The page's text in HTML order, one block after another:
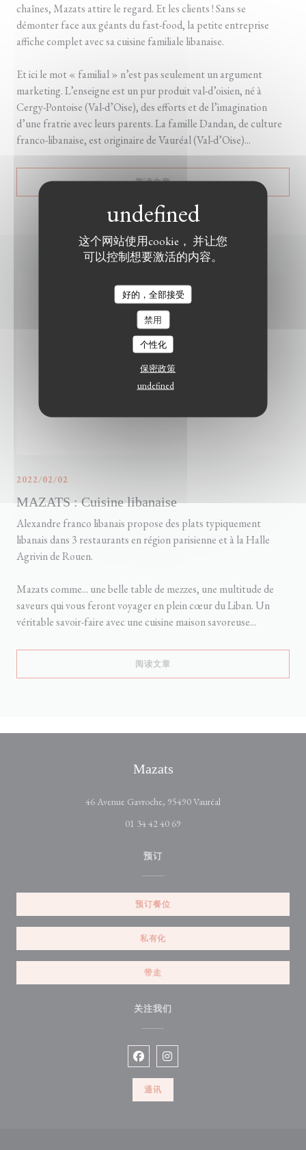
这个网站使用cookie， 并让您
可以控制想要激活的内容。
好的，全部接受
禁用
个性化
保密政策
undefined
chaînes, Mazats attire le regard. Et les clients ! Sans se
démonter face aux géants du fast-food, la petite entreprise
affiche complet avec sa cuisine familiale libanaise.
Et ici le mot « familial » n’est pas seulement un argument
marketing. L’enseigne est un pur produit val-d’oisien, né à
Cergy-Pontoise (Val-d’Oise), des efforts et de l’imagination
d’une fratrie avec leurs parents. La famille Dandan, de culture
franco-libanaise, est originaire de Vauréal (Val-d’Oise)...
阅读文章((在新窗口中打开))
MAZATS : Cuisine libanaise
2022/02/02
Alexandre franco libanais propose des plats typiquement
libanais dans 3 restaurants en région parisienne et à la Halle
Agrivin de Rouen.
Mazats comme... une belle table de mezzes, une multitude de
saveurs qui vous feront voyager en plein cœur du Liban. Un
véritable savoir-faire avec une cuisine maison savoreuse...
阅读文章((在新窗口中打开))
Mazats
46 Avenue Gavroche, 95490 Vauréal
01 34 42 40 69
预订
预订餐位
私有化
带走
关注我们
Facebook ((在新窗口中打开))
Instagram ((在新窗口中打开))
通讯